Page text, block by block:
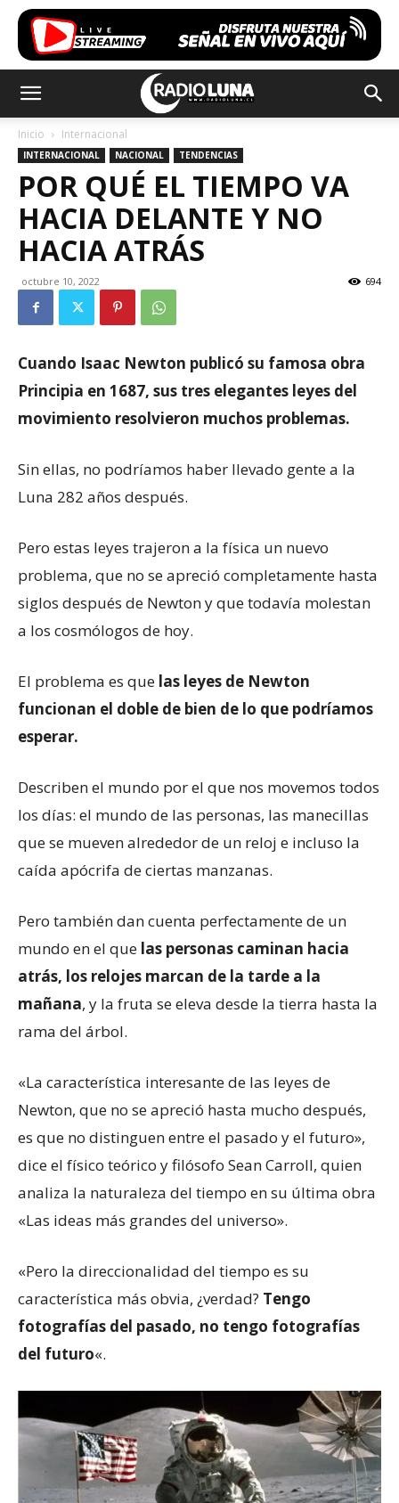
Inicio Internacional
INTERNACIONAL NACIONAL TENDENCIAS
POR QUÉ EL TIEMPO VA
HACIA DELANTE Y NO
HACIA ATRÁS
octubre 10, 2022 694
Cuando Isaac Newton publicó su famosa obra
Principia en 1687, sus tres elegantes leyes del
movimiento resolvieron muchos problemas.
Sin ellas, no podríamos haber llevado gente a la
Luna 282 años después.
Pero estas leyes trajeron a la física un nuevo
problema, que no se apreció completamente hasta
siglos después de Newton y que todavía molestan
a los cosmólogos de hoy.
El problema es que las leyes de Newton
funcionan el doble de bien de lo que podríamos
esperar.
Describen el mundo por el que nos movemos todos
los días: el mundo de las personas, las manecillas
que se mueven alrededor de un reloj e incluso la
caída apócrifa de ciertas manzanas.
Pero también dan cuenta perfectamente de un
mundo en el que las personas caminan hacia
atrás, los relojes marcan de la tarde a la
mañana, y la fruta se eleva desde la tierra hasta la
rama del árbol.
«La característica interesante de las leyes de
Newton, que no se apreció hasta mucho después,
es que no distinguen entre el pasado y el futuro»,
dice el físico teórico y filósofo Sean Carroll, quien
analiza la naturaleza del tiempo en su última obra
«Las ideas más grandes del universo».
«Pero la direccionalidad del tiempo es su
característica más obvia, ¿verdad? Tengo
fotografías del pasado, no tengo fotografías
del futuro«.